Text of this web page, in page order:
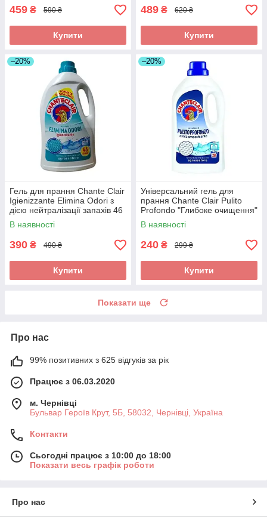
459 ₴ 590 ₴
Купити
489 ₴ 620 ₴
Купити
–20%
Гель для прання Chante Clair
Igienizzante Elimina Odori з
дією нейтралізації запахів 46
прань 2070 мл Італія
В наявності
390 ₴ 490 ₴
Купити
–20%
Універсальний гель для
прання Chante Clair Pulito
Profondo "Глибоке очищення"
, 28 прань 1260 мл
В наявності
240 ₴ 299 ₴
Купити
Показати ще
Про нас
99% позитивних з 625 відгуків за рік
Працює з 06.03.2020
м. Чернівці
Бульвар Героїв Крут, 5Б, 58032, Чернівці, Україна
Контакти
Сьогодні працює з 10:00 до 18:00
Показати весь графік роботи
Про нас